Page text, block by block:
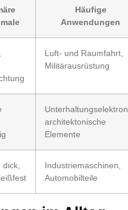
Häufige
Anwendungen
Luft- und Raumfahrt,
Militärausrüstung
architektonische
Elemente
Industriemaschinen,
Automobilteile